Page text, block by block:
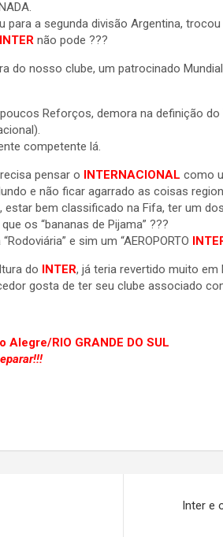
para a segunda divisão Argentina,
INTER não pode ???
do nosso clube, um patrocinado
Reforços, demora na definição
competente lá.
pensar o INTERNACIONAL como
e não ficar agarrado as coisas
estar bem classificado na Fifa, ter um
os “bananas de Pijama” ???
e sim um “AEROPORTO
do INTER, já teria revertido muito em
gosta de ter seu clube associado
Alegre/RIO GRANDE DO SUL
Inter e